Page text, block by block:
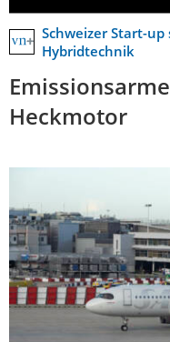
Schweizer Start-
Hybridtechnik
Heckmotor